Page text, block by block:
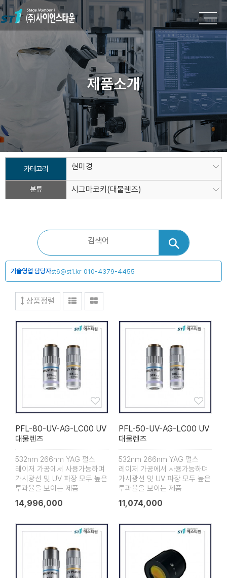
제품소개
카테고리 현미경
분류 시그마코키(대물렌즈)
기술영업 담당자st6@st1.kr 010-4379-4455
상품정렬
PFL-80-UV-AG-LC00 UV
대물렌즈
532nm 266nm YAG 펄스
레이저 가공에서 사용가능하며
가시광선 및 UV 파장 모두 높은
투과율을 보이는 제품
14,996,000
PFL-50-UV-AG-LC00 UV
대물렌즈
532nm 266nm YAG 펄스
레이저 가공에서 사용가능하며
가시광선 및 UV 파장 모두 높은
투과율을 보이는 제품
11,074,000